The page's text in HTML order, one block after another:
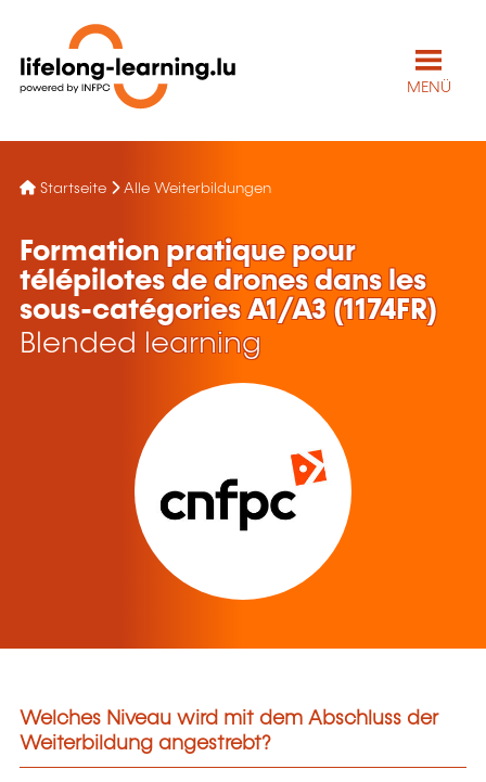
MENÜ
Startseite Alle Weiterbildungen
Formation pratique pour
télépilotes de drones dans les
sous-catégories A1/A3 (1174FR)
Blended learning
Welches Niveau wird mit dem Abschluss der
Weiterbildung angestrebt?